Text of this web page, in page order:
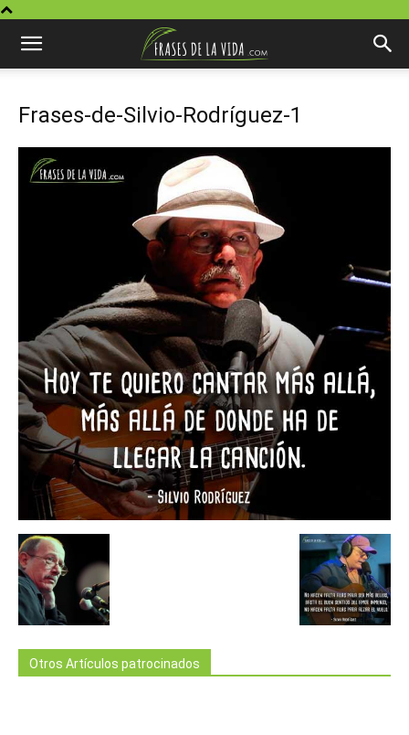
Frases-de-Silvio-Rodríguez-1
Otros Artículos patrocinados